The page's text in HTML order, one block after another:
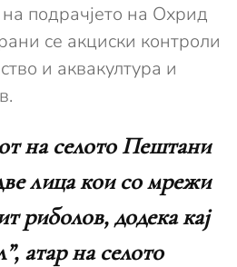
подрачјето на Охрид
се акциски контроли
и аквакултура и
на селото Пештани
лица кои со мрежи
риболов, додека кај
атар на селото